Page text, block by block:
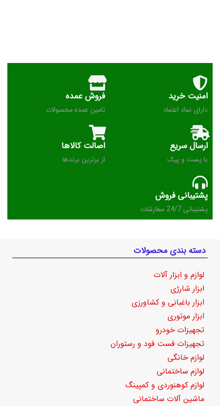
امنیت خرید
دارای نماد اعتماد
فروش عمده
تامین عمده محصولات
ارسال سریع
با پست و پیک
اصالت کالاها
از برترین برندها
پشتیبانی فروش
پشتیبانی 24/7 سفارشات
دسته بندی محصولات
لوازم و ابزار آلات
ابزار شارژی
ابزار باغبانی و کشاورزی
ابزار موتوری
تجهیزات خودرو
تجهیزات فست فود و رستوران
لوازم خانگی
لوازم ساختمانی
لوازم کوهنوردی و کمپینگ
ماشین آلات ساختمانی